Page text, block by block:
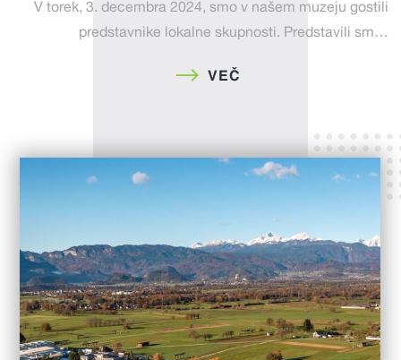
V torek, 3. decembra 2024, smo v našem muzeju gostili
predstavnike lokalne skupnosti. Predstavili sm…
VEČ